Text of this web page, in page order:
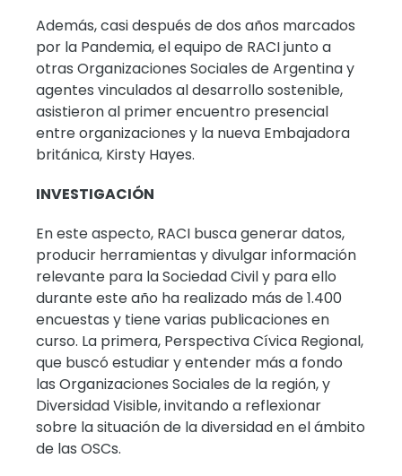
Además, casi después de dos años marcados
por la Pandemia, el equipo de RACI junto a
otras Organizaciones Sociales de Argentina y
agentes vinculados al desarrollo sostenible,
asistieron al primer encuentro presencial
entre organizaciones y la nueva Embajadora
británica, Kirsty Hayes.
INVESTIGACIÓN
En este aspecto, RACI busca generar datos,
producir herramientas y divulgar información
relevante para la Sociedad Civil y para ello
durante este año ha realizado más de 1.400
encuestas y tiene varias publicaciones en
curso. La primera, Perspectiva Cívica Regional,
que buscó estudiar y entender más a fondo
las Organizaciones Sociales de la región, y
Diversidad Visible, invitando a reflexionar
sobre la situación de la diversidad en el ámbito
de las OSCs.